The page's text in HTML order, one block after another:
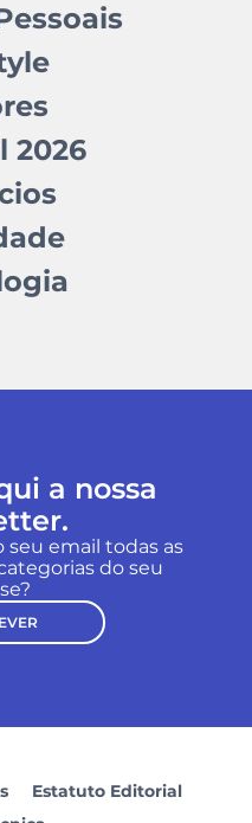
2026
a nossa
seu email todas as
do seu
Estatuto Editorial